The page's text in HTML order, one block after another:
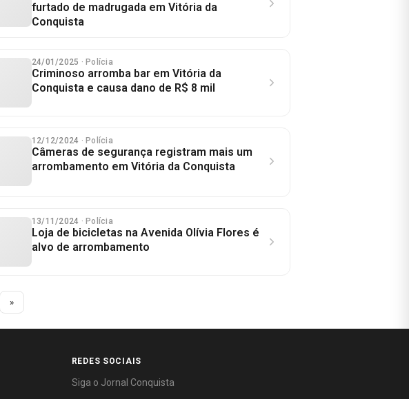
furtado de madrugada em Vitória da
Conquista
24/01/2025 · Polícia
Criminoso arromba bar em Vitória da
Conquista e causa dano de R$ 8 mil
12/12/2024 · Polícia
Câmeras de segurança registram mais um
arrombamento em Vitória da Conquista
13/11/2024 · Polícia
Loja de bicicletas na Avenida Olívia Flores é
alvo de arrombamento
»
REDES SOCIAIS
Siga o Jornal Conquista